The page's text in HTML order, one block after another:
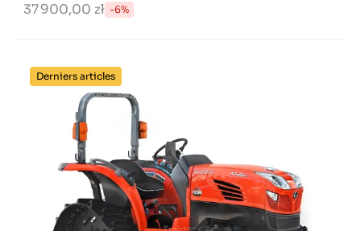
37 900,00 zł -6%
Derniers articles